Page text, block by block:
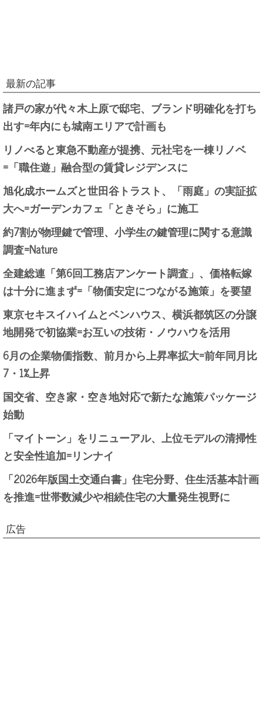
最新の記事
諸戸の家が代々木上原で邸宅、ブランド明確化を打ち
出す=年内にも城南エリアで計画も
リノべると東急不動産が提携、元社宅を一棟リノベ
=「職住遊」融合型の賃貸レジデンスに
旭化成ホームズと世田谷トラスト、「雨庭」の実証拡
大へ=ガーデンカフェ「ときそら」に施工
約7割が物理鍵で管理、小学生の鍵管理に関する意識
調査=Nature
全建総連「第6回工務店アンケート調査」、価格転嫁
は十分に進まず=「物価安定につながる施策」を要望
東京セキスイハイムとベンハウス、横浜都筑区の分譲
地開発で初協業=お互いの技術・ノウハウを活用
6月の企業物価指数、前月から上昇率拡大=前年同月比
7・1%上昇
国交省、空き家・空き地対応で新たな施策パッケージ
始動
「マイトーン」をリニューアル、上位モデルの清掃性
と安全性追加=リンナイ
「2026年版国土交通白書」住宅分野、住生活基本計画
を推進=世帯数減少や相続住宅の大量発生視野に
広告